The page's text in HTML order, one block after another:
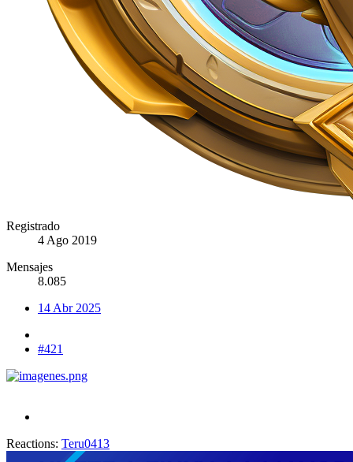
Registrado
4 Ago 2019
Mensajes
8.085
14 Abr 2025
#421
Reactions: Teru0413